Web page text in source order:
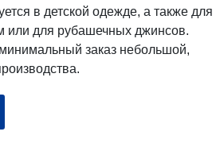
в детской одежде, а также для
или для рубашечных джинсов.
заказ небольшой,